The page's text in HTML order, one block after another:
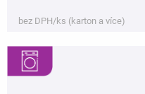
bez DPH/ks (karton a více)